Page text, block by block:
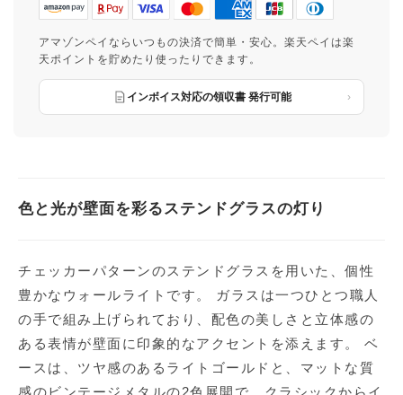
アマゾンペイならいつもの決済で簡単・安心。楽天ペイは楽
天ポイントを貯めたり使ったりできます。
インボイス対応の領収書 発行可能
色と光が壁面を彩るステンドグラスの灯り
チェッカーパターンのステンドグラスを用いた、個性
豊かなウォールライトです。 ガラスは一つひとつ職人
の手で組み上げられており、配色の美しさと立体感の
ある表情が壁面に印象的なアクセントを添えます。 ベ
ースは、ツヤ感のあるライトゴールドと、マットな質